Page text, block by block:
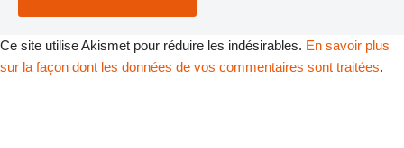
Ce site utilise Akismet pour réduire les indésirables. En savoir plus
sur la façon dont les données de vos commentaires sont traitées.